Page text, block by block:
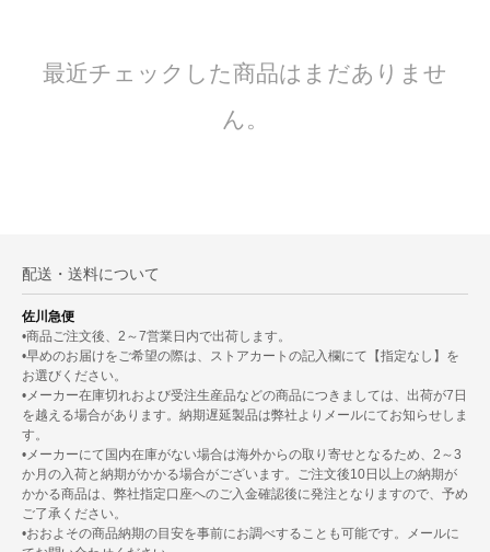
最近チェックした商品はまだありませ
ん。
配送・送料について
佐川急便
•商品ご注文後、2～7営業日内で出荷します。
•早めのお届けをご希望の際は、ストアカートの記入欄にて【指定なし】を
お選びください。
•メーカー在庫切れおよび受注生産品などの商品につきましては、出荷が7日
を越える場合があります。納期遅延製品は弊社よりメールにてお知らせしま
す。
•メーカーにて国内在庫がない場合は海外からの取り寄せとなるため、2～3
か月の入荷と納期がかかる場合がございます。ご注文後10日以上の納期が
かかる商品は、弊社指定口座へのご入金確認後に発注となりますので、予め
ご了承ください。
•おおよその商品納期の目安を事前にお調べすることも可能です。メールに